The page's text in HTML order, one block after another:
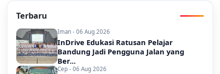
Terbaru
Iman - 06 Aug 2026
InDrive Edukasi Ratusan Pelajar
Bandung Jadi Pengguna Jalan yang
Ber...
Cep - 06 Aug 2026